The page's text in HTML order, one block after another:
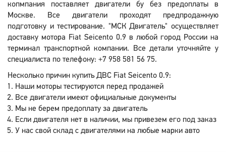
копмпания поставляет двигатели бу без предоплаты в
Москве. Все двигатели проходят предпродажную
подготовку и тестирование. "МСК Двигатель" осуществляет
доставку мотора Fiat Seicento 0.9 в любой город России на
терминал транспортной компании. Все детали уточняйте у
специалиста по телефону: +7 958 581 56 75.
Несколько причин купить ДВС Fiat Seicento 0.9:
Наши моторы тестируются перед продажей
Все двигатели имеют официальные документы
Мы не берем предоплату за двигатель
Если двигателя нет в наличии, мы привезем его под заказ
У нас свой склад с двигателями на любые марки авто